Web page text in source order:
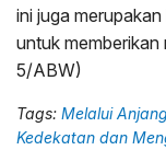
ini juga
untuk
5/ABW)
Tags: Melalui
Kedekatan dan